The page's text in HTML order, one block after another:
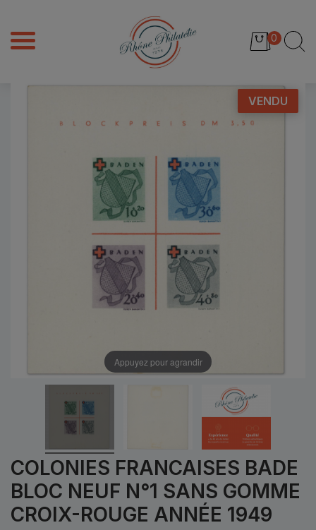
0
VENDU
Appuyez pour agrandir
COLONIES FRANCAISES BADE
BLOC NEUF N°1 SANS GOMME
CROIX-ROUGE ANNÉE 1949